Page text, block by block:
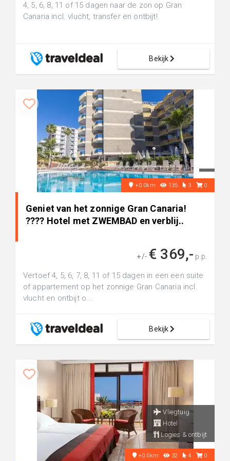
4, 5, 6, 8, 11 of 15 dagen naar de zon op Gran
Canaria incl. vlucht, transfer en ontbijt!
Bekijk
+0.0km 135 3 0
Geniet van het zonnige Gran Canaria!
???? Hotel met ZWEMBAD en verblij..
+/- € 369,- p.p.
Vertoef 4, 5, 6, 7, 8, 11 of 15 dagen in een een suite
of appartement op het zonnige Gran Canaria incl.
vlucht en ontbijt o...
Bekijk
Vliegtuig
Hotel
Logies & ontbijt
+0.0km 32 4 0